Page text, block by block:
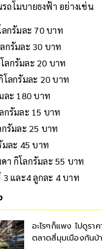
ถโมบายธงฟ้า อย่างเช่น
ลกรัมละ 70 บาท
กรัมละ 30 บาท
ลกรัมละ 20 บาท
โลกรัมละ 20 บาท
ละ 180 บาท
กรัมละ 15 บาท
กรัมละ 25 บาท
มละ 45 บาท
า กิโลกรัมละ 55 บาท
3 และ4 ลูกละ 4 บาท
อะไรๆก็แพง ไปดูรา
ตลาดสี่มุมเมืองกัน